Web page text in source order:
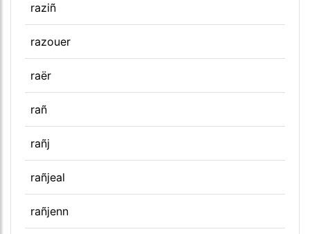
raziñ
razouer
raër
rañ
rañj
rañjeal
rañjenn